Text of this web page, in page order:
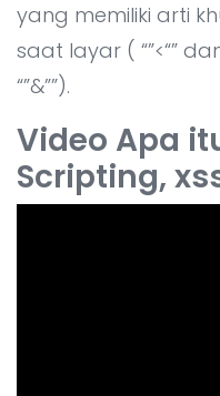
yang memiliki arti
saat layar ( “”<“”
“”&””).
Video Apa
Scripting,